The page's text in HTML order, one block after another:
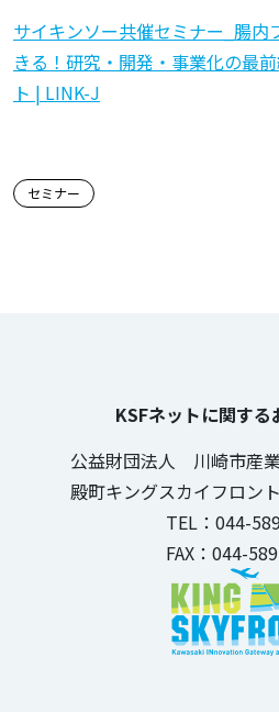
サイキンソー共催セミナー_腸
きる！研究・開発・事業化の最
ト | LINK-J
この記事のタグ
セミナー
KSFネットに関する
公益財団法人 川崎市産
殿町キングスカイフロン
TEL：044-
FAX：044-